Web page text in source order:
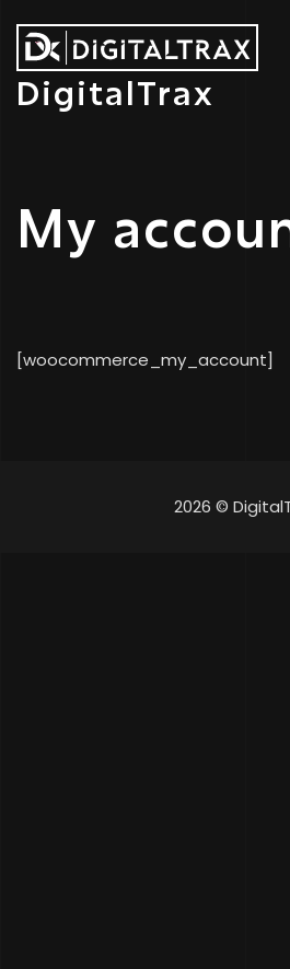
DigitalTrax
My
[woocommerce_my_account]
2026 ©